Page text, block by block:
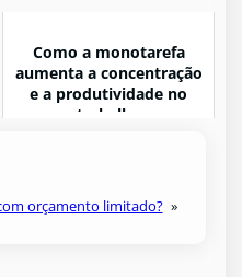
Como a monotarefa
aumenta a concentração
e a produtividade no
trabalho
orçamento limitado? »